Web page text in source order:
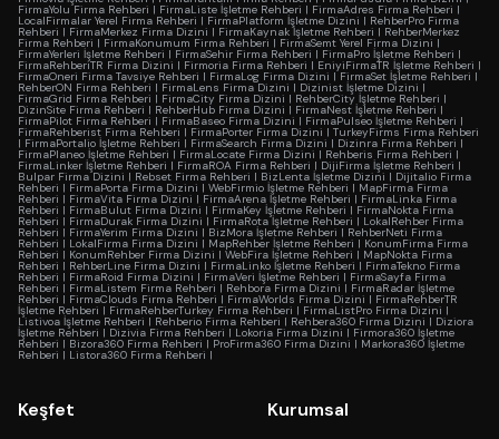
FirmaYolu Firma Rehberi | FirmaListe İşletme Rehberi | FirmaAdres Firma Rehberi |
LocalFirmalar Yerel Firma Rehberi | FirmaPlatform İşletme Dizini | RehberPro Firma
Rehberi | FirmaMerkez Firma Dizini | FirmaKaynak İşletme Rehberi | RehberMerkez
Firma Rehberi | FirmaKonumum Firma Rehberi | FirmaSemt Yerel Firma Dizini |
FirmaYerleri İşletme Rehberi | FirmaSehir Firma Rehberi | FirmaPro İşletme Rehberi |
FirmaRehberiTR Firma Dizini | Firmoria Firma Rehberi | EniyiFirmaTR İşletme Rehberi |
FirmaOneri Firma Tavsiye Rehberi | FirmaLog Firma Dizini |FirmaSet İşletme Rehberi |
RehberON Firma Rehberi | FirmaLens Firma Dizini | Dizinist İşletme Dizini |
FirmaGrid Firma Rehberi | FirmaCity Firma Dizini | RehberCity İşletme Rehberi |
DizinSite Firma Rehberi | RehberHub Firma Dizini | FirmaNest İşletme Rehberi |
FirmaPilot Firma Rehberi | FirmaBaseo Firma Dizini | FirmaPulseo İşletme Rehberi |
FirmaRehberist Firma Rehberi | FirmaPorter Firma Dizini | TurkeyFirms Firma Rehberi
| FirmaPortalio İşletme Rehberi | FirmaSearch Firma Dizini | Dizinra Firma Rehberi |
FirmaPlaneo İşletme Rehberi | FirmaLocate Firma Dizini | Rehberis Firma Rehberi |
FirmaLinker İşletme Rehberi | FirmaROA Firma Rehberi | DijiFirma İşletme Rehberi |
Bulpar Firma Dizini | Rebset Firma Rehberi | BizLenta İşletme Dizini | Dijitalio Firma
Rehberi | FirmaPorta Firma Dizini | WebFirmio İşletme Rehberi | MapFirma Firma
Rehberi | FirmaVita Firma Dizini | FirmaArena İşletme Rehberi | FirmaLinka Firma
Rehberi | FirmaBulut Firma Dizini | FirmaKey İşletme Rehberi | FirmaNokta Firma
Rehberi | FirmaDurak Firma Dizini | FirmaRota İşletme Rehberi | LokalRehber Firma
Rehberi | FirmaYerim Firma Dizini | BizMora İşletme Rehberi | RehberNeti Firma
Rehberi | LokalFirma Firma Dizini | MapRehber İşletme Rehberi | KonumFirma Firma
Rehberi | KonumRehber Firma Dizini | WebFira İşletme Rehberi | MapNokta Firma
Rehberi | RehberLine Firma Dizini | FirmaLinko İşletme Rehberi | FirmaTekno Firma
Rehberi | FirmaRoid Firma Dizini | FirmaVeri İşletme Rehberi | FirmaSayfa Firma
Rehberi | FirmaListem Firma Rehberi | Rehbora Firma Dizini | FirmaRadar İşletme
Rehberi | FirmaClouds Firma Rehberi | FirmaWorlds Firma Dizini | FirmaRehberTR
İşletme Rehberi | FirmaRehberTurkey Firma Rehberi | FirmaListPro Firma Dizini |
Listivoa İşletme Rehberi | Rehberio Firma Rehberi | Rehbera360 Firma Dizini | Diziora
İşletme Rehberi | Dizivia Firma Rehberi | Lokoria Firma Dizini | Firmora360 İşletme
Rehberi | Bizora360 Firma Rehberi | ProFirma360 Firma Dizini | Markora360 İşletme
Rehberi | Listora360 Firma Rehberi |
Keşfet Kurumsal